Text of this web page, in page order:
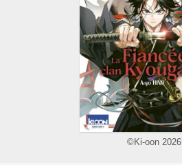
©Ki-oon 2026